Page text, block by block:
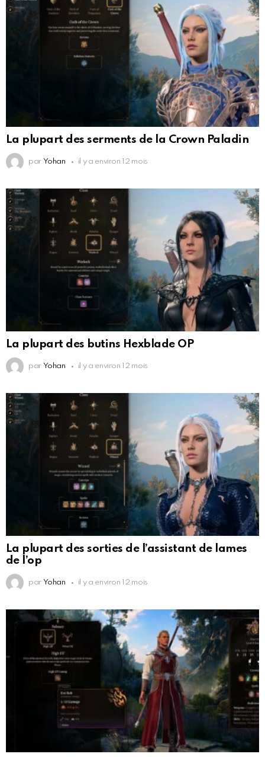
La plupart des serments de la Crown Paladin
par Yohan il y a environ 12 mois
La plupart des butins Hexblade OP
par Yohan il y a environ 12 mois
La plupart des sorties de l’assistant de lames
de l’op
par Yohan il y a environ 12 mois